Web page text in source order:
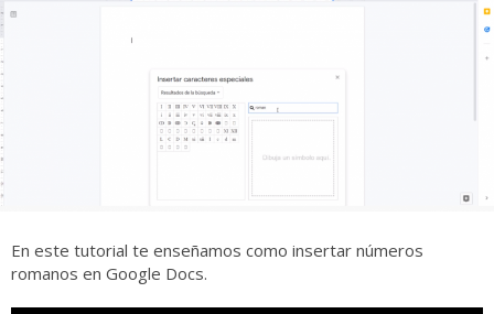
En este tutorial te enseñamos como insertar números
romanos en Google Docs.